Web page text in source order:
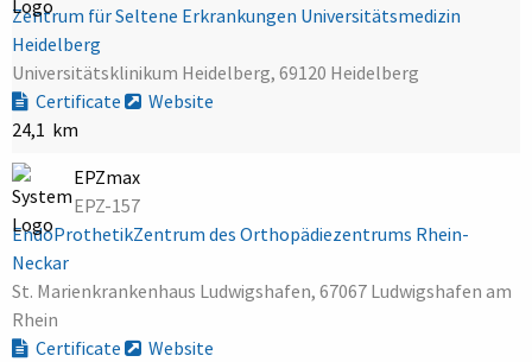
Zentrum für Seltene Erkrankungen Universitätsmedizin
Heidelberg
Universitätsklinikum Heidelberg, 69120 Heidelberg
Certificate
Website
24,1 km
EPZmax
EPZ-157
EndoProthetikZentrum des Orthopädiezentrums Rhein-
Neckar
St. Marienkrankenhaus Ludwigshafen, 67067 Ludwigshafen am
Rhein
Certificate
Website